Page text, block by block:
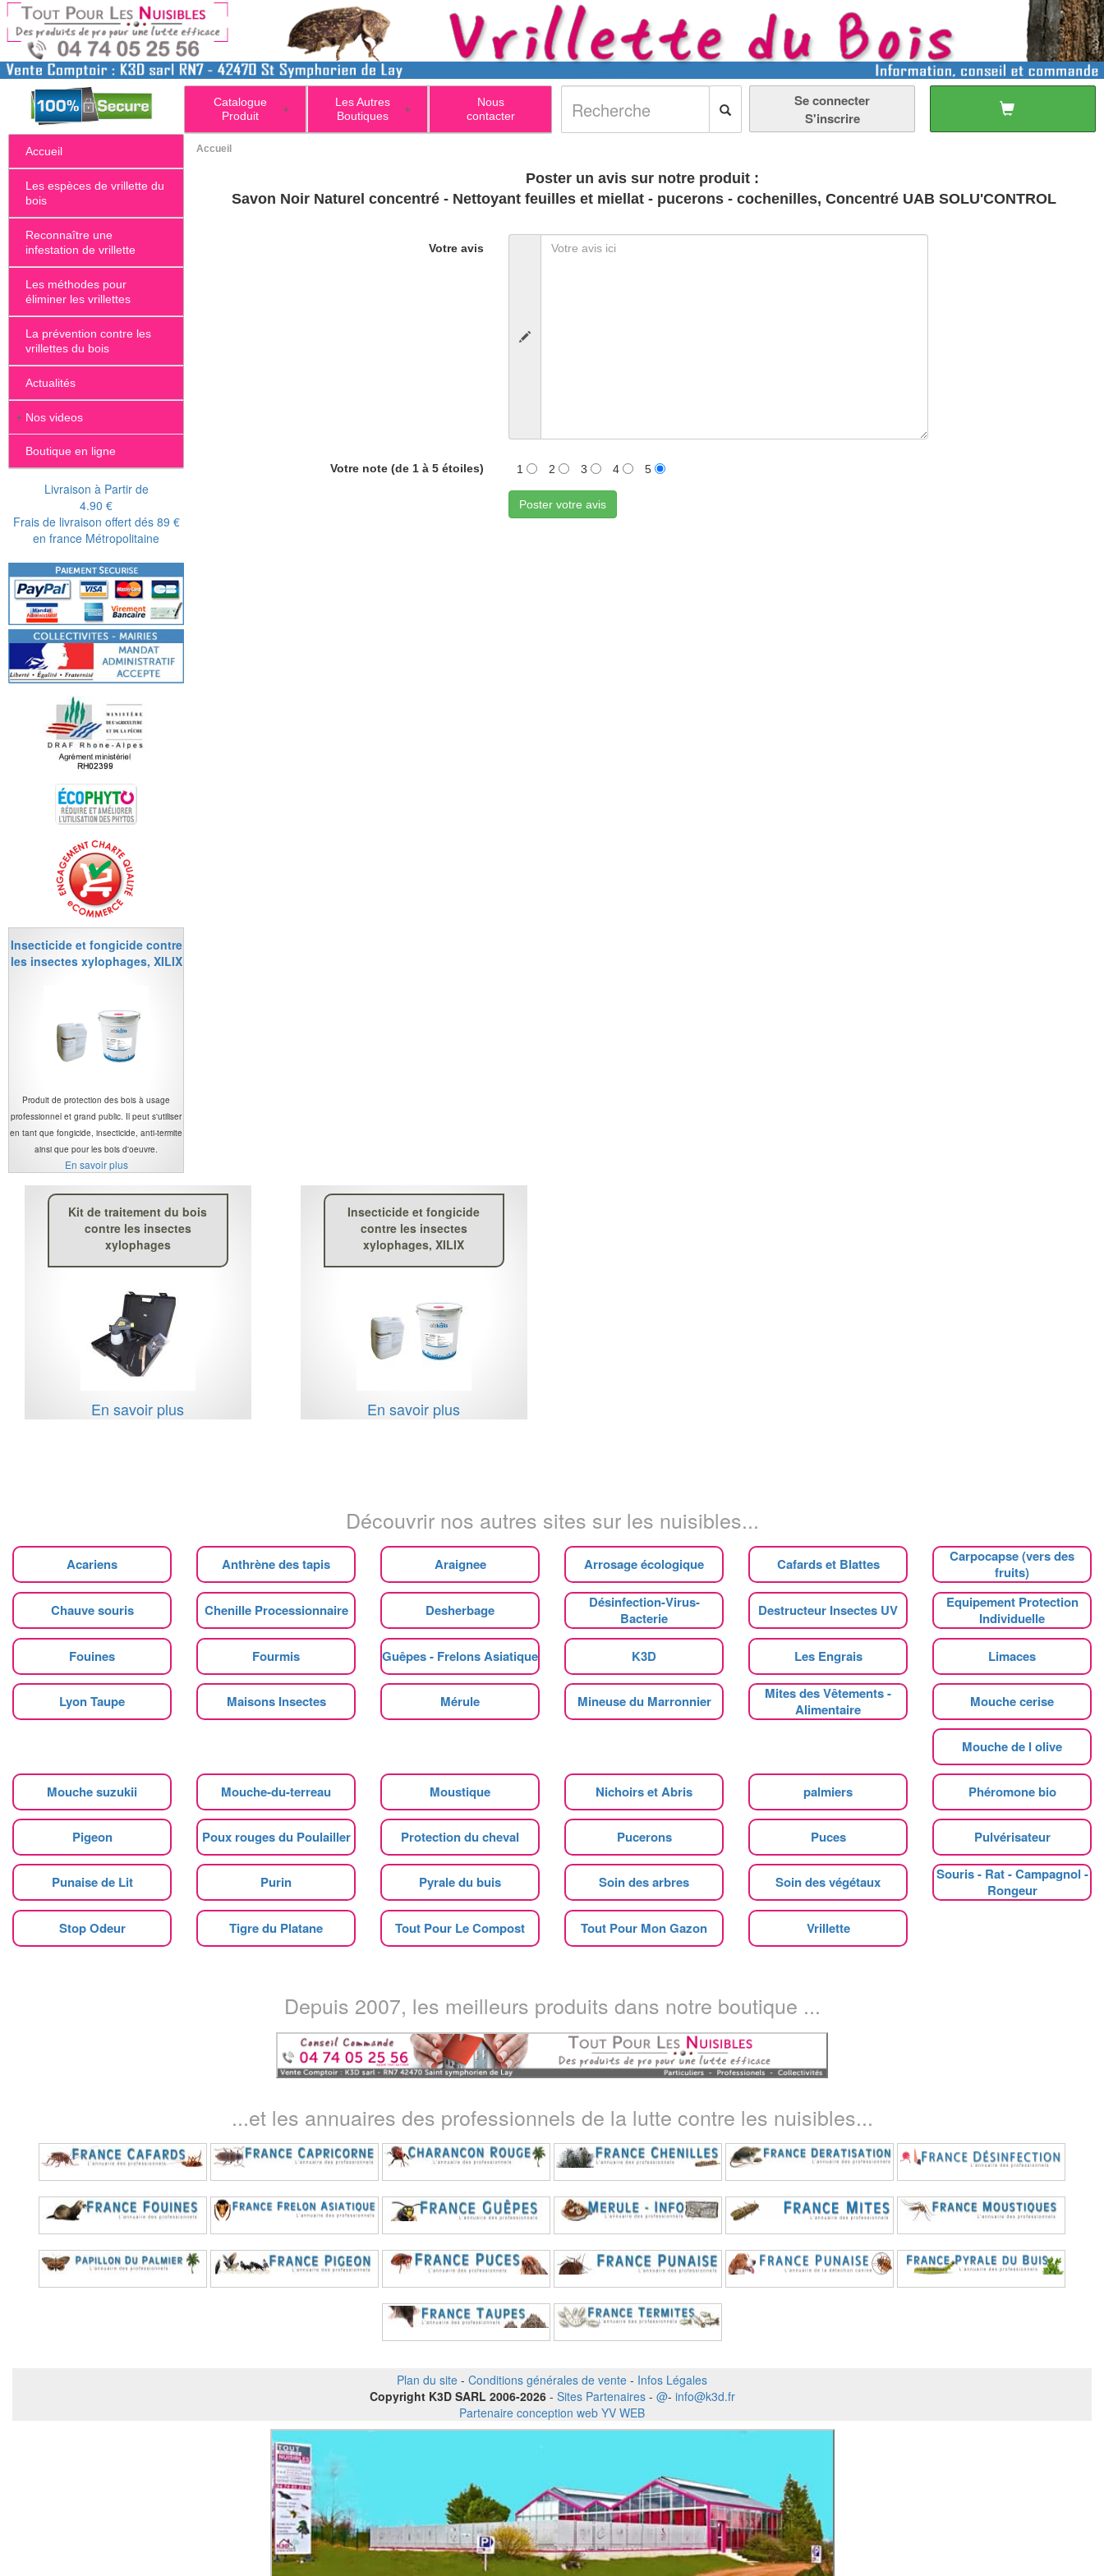
+
Catalogue
Produit
+
Les Autres
Boutiques
Nous
contacter
Se connecter
S'inscrire
Accueil
Les espèces de vrillette du
bois
Reconnaître une
infestation de vrillette
Les méthodes pour
éliminer les vrillettes
La prévention contre les
vrillettes du bois
Actualités
+ Nos videos
Boutique en ligne
Livraison à Partir de
4.90 €
Frais de livraison offert dés 89 €
en france Métropolitaine
Insecticide et fongicide contre
les insectes xylophages, XILIX
Produit de protection des bois à usage
professionnel et grand public. Il peut s'utiliser
en tant que fongicide, insecticide, anti-termite
ainsi que pour les bois d'oeuvre.
En savoir plus
Accueil
Poster un avis sur notre produit :
Savon Noir Naturel concentré - Nettoyant feuilles et miellat - pucerons - cochenilles, Concentré UAB SOLU'CONTROL
Votre avis
Votre note (de 1 à 5 étoiles) 1 2 3 4 5
Poster votre avis
Kit de traitement du bois
contre les insectes
xylophages
En savoir plus
Insecticide et fongicide
contre les insectes
xylophages, XILIX
En savoir plus
Découvrir nos autres sites sur les nuisibles...
Acariens Anthrène des tapis Araignee Arrosage écologique Cafards et Blattes
Carpocapse (vers des
fruits)
Chauve souris Chenille Processionnaire Desherbage
Désinfection-Virus-
Bacterie
Destructeur Insectes UV
Equipement Protection
Individuelle
Fouines Fourmis Guêpes - Frelons Asiatique K3D Les Engrais Limaces
Lyon Taupe Maisons Insectes Mérule Mineuse du Marronnier
Mites des Vêtements -
Alimentaire
Mouche cerise
Mouche de l olive
Mouche suzukii Mouche-du-terreau Moustique Nichoirs et Abris palmiers Phéromone bio
Pigeon Poux rouges du Poulailler Protection du cheval Pucerons Puces Pulvérisateur
Punaise de Lit Purin Pyrale du buis Soin des arbres Soin des végétaux
Souris - Rat - Campagnol -
Rongeur
Stop Odeur Tigre du Platane Tout Pour Le Compost Tout Pour Mon Gazon Vrillette
Depuis 2007, les meilleurs produits dans notre boutique ...
...et les annuaires des professionnels de la lutte contre les nuisibles...
Plan du site - Conditions générales de vente - Infos Légales
Copyright K3D SARL 2006-2026 - Sites Partenaires- @- info@k3d.fr
Partenaire conception web YV WEB